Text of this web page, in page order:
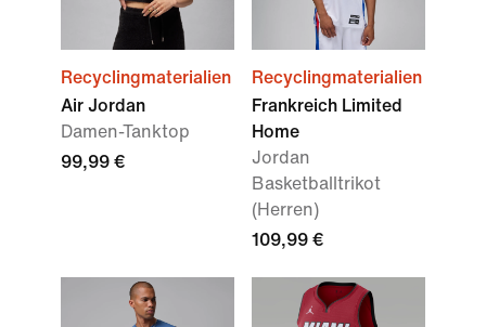
Recyclingmaterialien
Air Jordan
Damen-Tanktop
99,99 €
Recyclingmaterialien
Frankreich Limited
Home
Jordan
Basketballtrikot
(Herren)
109,99 €